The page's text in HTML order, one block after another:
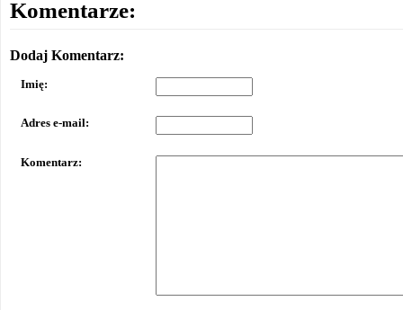
Komentarze:
Dodaj Komentarz:
Imię:
Adres e-mail:
Komentarz: